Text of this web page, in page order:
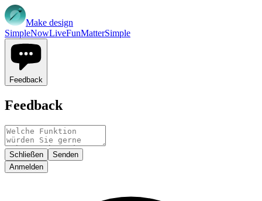
Make design
SimpleNowLiveFunMatterSimple
Feedback
Feedback
Schließen
Senden
Anmelden